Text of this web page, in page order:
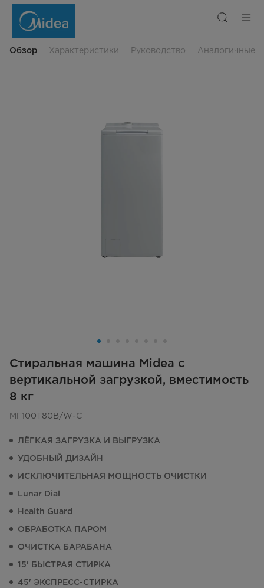
вместимость
Обзор Характеристики Руководство Аналогичные
Стиральная машина Midea с
вертикальной загрузкой, вместимость
8 кг
MF100T80B/W-C
ЛЁГКАЯ ЗАГРУЗКА И ВЫГРУЗКА
УДОБНЫЙ ДИЗАЙН
ИСКЛЮЧИТЕЛЬНАЯ МОЩНОСТЬ ОЧИСТКИ
Lunar Dial
Health Guard
ОБРАБОТКА ПАРОМ
ОЧИСТКА БАРАБАНА
15' БЫСТРАЯ СТИРКА
45' ЭКСПРЕСС-СТИРКА